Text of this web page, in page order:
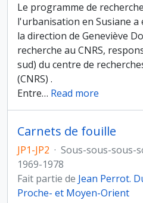
Le programme de
l'urbanisation en Susiane a
la direction de Geneviève
recherche au CNRS,
sud) du centre de
(CNRS) .
Entre… Read more
Carnets de fouille
JP1-JP2 · Sous-sous-sous-
1969-1978
Fait partie de Jean Perrot.
Proche- et Moyen-Orient